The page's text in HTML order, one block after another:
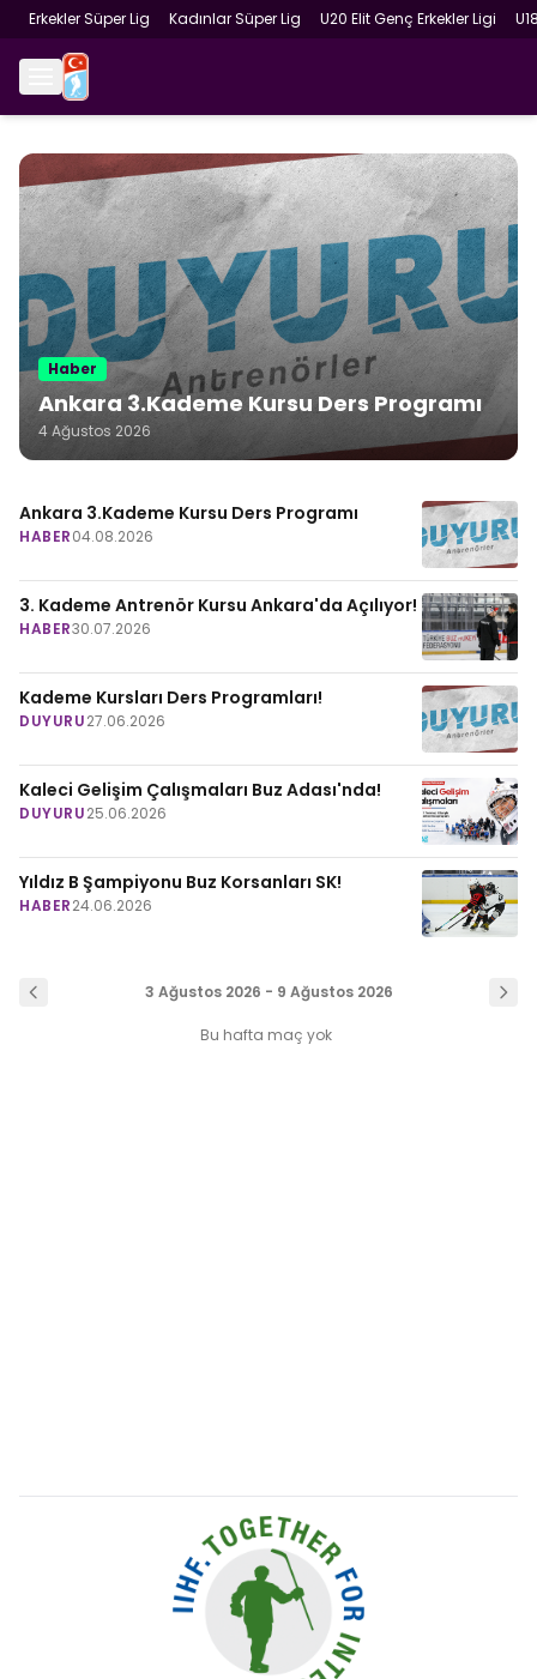
Erkekler Süper Lig Kadınlar Süper Lig U20 Elit Genç Erkekler Ligi
Haber
Ankara 3.Kademe Kursu Ders Programı
4 Ağustos 2026
Ankara 3.Kademe Kursu Ders Programı
HABER04.08.2026
3. Kademe Antrenör Kursu Ankara'da Açılıyor!
HABER30.07.2026
Kademe Kursları Ders Programları!
DUYURU27.06.2026
Kaleci Gelişim Çalışmaları Buz Adası'nda!
DUYURU25.06.2026
Yıldız B Şampiyonu Buz Korsanları SK!
HABER24.06.2026
3 Ağustos 2026 - 9 Ağustos 2026
Bu hafta maç yok